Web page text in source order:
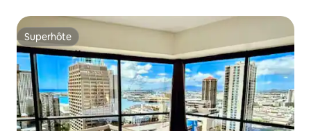
Superhôte
Superhôte